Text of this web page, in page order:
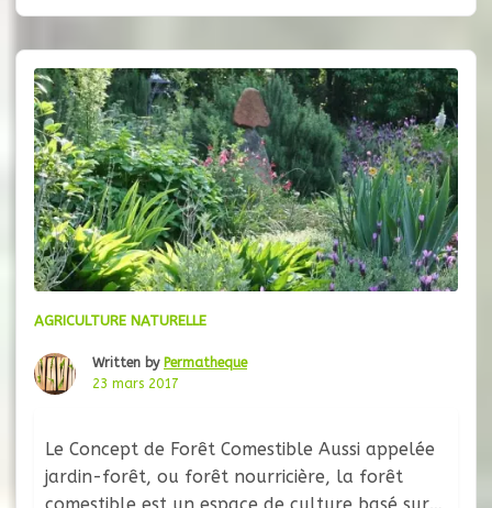
AGRICULTURE NATURELLE
Written by Permatheque
23 mars 2017
Le Concept de Forêt Comestible Aussi appelée
jardin-forêt, ou forêt nourricière, la forêt